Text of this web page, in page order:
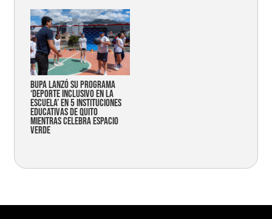
Bupa lanzó su programa
‘Deporte Inclusivo en la
Escuela’ en 5 instituciones
educativas de Quito
mientras celebra espacio
verde